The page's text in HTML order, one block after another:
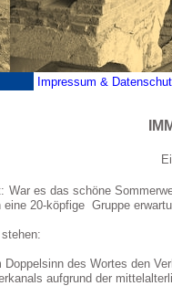
Impressum &
War es das schöne
20-köpfige Gruppe
Doppelsinn des Wortes den
aufgrund der